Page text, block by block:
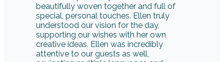
beautifully woven together and full of
special, personal touches. Ellen truly
understood our vision for the day,
supporting our wishes with her own
creative ideas. Ellen was incredibly
attentive to our guests as well,